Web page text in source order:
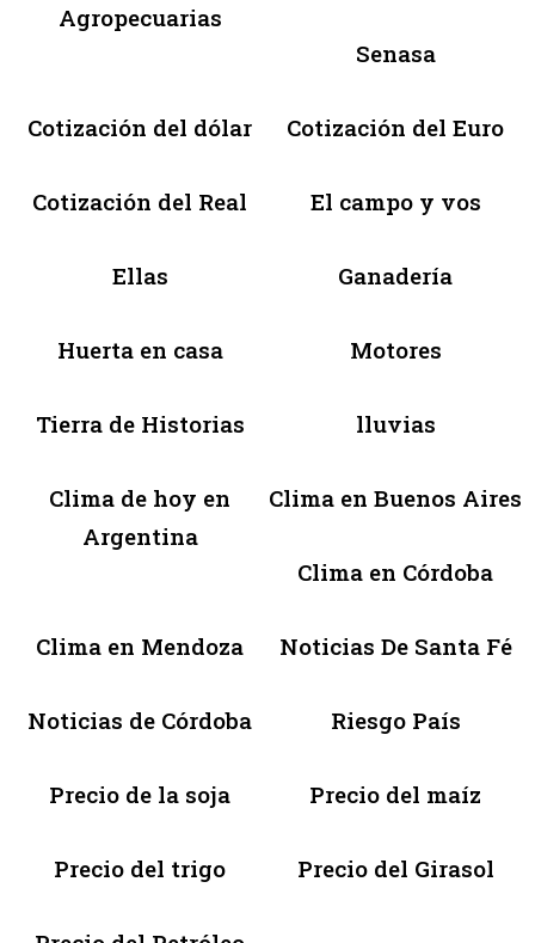
Agropecuarias
Senasa
Cotización del dólar Cotización del Euro
Cotización del Real El campo y vos
Ellas Ganadería
Huerta en casa Motores
Tierra de Historias lluvias
Clima de hoy en
Argentina
Clima en Buenos Aires
Clima en Córdoba
Clima en Mendoza Noticias De Santa Fé
Noticias de Córdoba Riesgo País
Precio de la soja Precio del maíz
Precio del trigo Precio del Girasol